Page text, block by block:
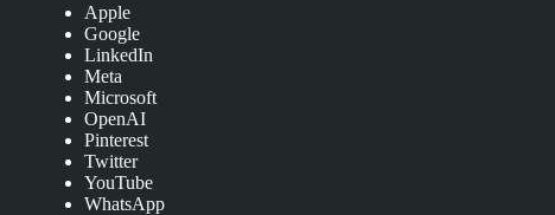
Apple
Google
LinkedIn
Meta
Microsoft
OpenAI
Pinterest
Twitter
YouTube
WhatsApp